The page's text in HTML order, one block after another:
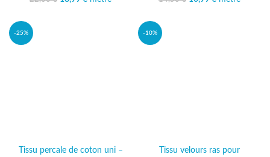
-25%
Tissu percale de coton uni –
-10%
Tissu velours ras pour